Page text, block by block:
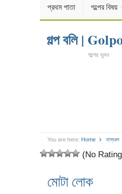
প্রথম পাতা গল্পের বিষয়
গল্প বলি |
গল্পের ভুবন
You are here: Home হাস্যরস
(No
মোটা লোক